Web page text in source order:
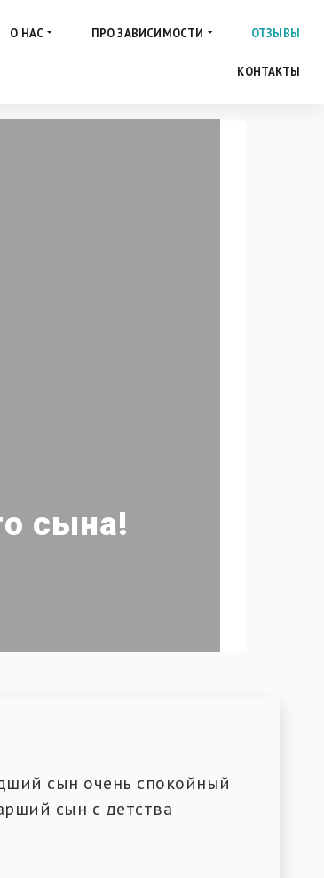
О НАС ПРО ЗАВИСИМОСТИ ОТЗЫВЫ
КОНТАКТЫ
сына!
сын очень спокойный
сын с детства